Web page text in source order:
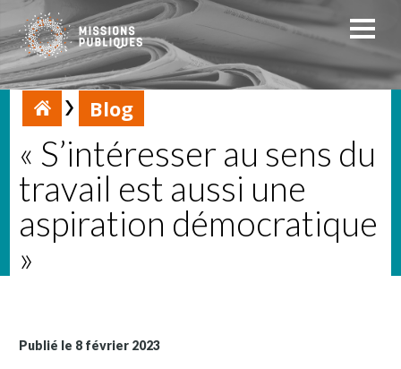
Blog
« S’intéresser au sens du
travail est aussi une
aspiration démocratique
»
Publié le 8 février 2023